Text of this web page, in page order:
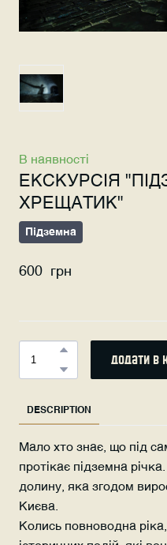
В наявності
ЕКСКУРСІЯ
ХРЕЩАТИК"
Підземна
600  грн
додати в
DESCRIPTION
Мало хто знає, що під
протікає підземна
долину, яка згодом
Києва.
Колись повноводна